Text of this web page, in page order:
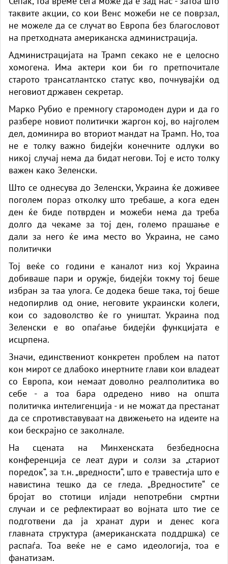
таквите акции, со кои Венс можеби не се поврзал,
не можеле да се случат во Европа без благословот
на претходната американска администрација.
Администрацијата на Трамп секако не е целосно
хомогена. Има актери кои би го претпочитале
старото трансатлантско статус кво, почнувајќи од
неговиот државен секретар.
Марко Рубио е премногу старомоден дури и да го
разбере новиот политички жаргон кој, во најголем
дел, доминира во вториот мандат на Трамп. Но, тоа
не е толку важно бидејќи конечните одлуки во
никој случај нема да бидат негови. Тој е исто толку
важен како Зеленски.
Што се однесува до Зеленски, Украина ќе доживее
поголем пораз отколку што требаше, а кога еден
ден ќе биде потврден и можеби нема да треба
долго да чекаме за тој ден, големо прашање е
дали за него ќе има место во Украина, не само
политички
Тој веќе со години е каналот низ кој Украина
добиваше пари и оружје, бидејќи токму тој беше
избран за таа улога. Се додека беше така, тој беше
недопирлив од оние, неговите украински колеги,
кои со задоволство ќе го уништат. Украина под
Зеленски е во опаѓање бидејќи функцијата е
исцрпена.
Значи, единствениот конкретен проблем на патот
кон мирот се длабоко инертните глави кои владеат
со Европа, кои немаат доволно реалполитика во
себе - а тоа бара одредено ниво на општа
политичка интелигенција - и не можат да престанат
да се спротивставуваат на движењето на идеите на
кои бескрајно се заколнале.
На сцената на Минхенската безбедносна
конференција се леат дури и солзи за „стариот
поредок“, за т.н. „вредности“, што е травестија што е
навистина тешко да се гледа. „Вредностите“ се
бројат во стотици илјади непотребни смртни
случаи и се рефлектираат во војната што тие се
подготвени да ја хранат дури и денес кога
главната структура (американската поддршка) се
распаѓа. Тоа веќе не е само идеологија, тоа е
фанатизам.